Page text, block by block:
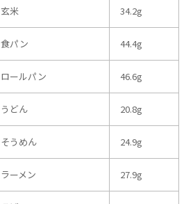
玄米 34.2g
食パン 44.4g
ロールパン 46.6g
うどん 20.8g
そうめん 24.9g
ラーメン 27.9g